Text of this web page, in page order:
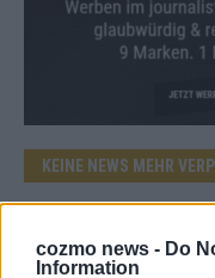
cozmo news - Do
Information
KEINE NEWS MEHR